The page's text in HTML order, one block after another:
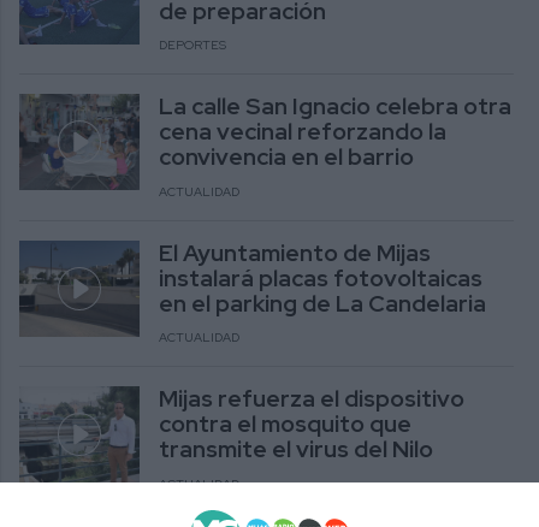
de preparación
DEPORTES
La calle San Ignacio celebra otra
cena vecinal reforzando la
convivencia en el barrio
ACTUALIDAD
El Ayuntamiento de Mijas
instalará placas fotovoltaicas
en el parking de La Candelaria
ACTUALIDAD
Mijas refuerza el dispositivo
contra el mosquito que
transmite el virus del Nilo
ACTUALIDAD